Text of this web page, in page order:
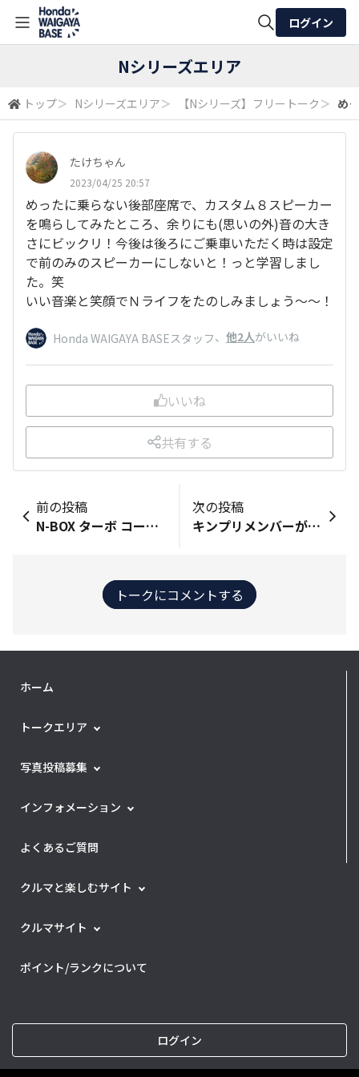
検索
ログイン
Nシリーズエリア
トップ＞ Nシリーズエリア＞ 【Nシリーズ】フリートーク ＞ め
たけちゃん
2023/04/25 20:57
めったに乗らない後部座席で、カスタム８スピーカー
を鳴らしてみたところ、余りにも(思いの外)音の大き
さにビックリ！今後は後ろにご乗車いただく時は設定
で前のみのスピーカーにしないと！っと学習しまし
た。笑
いい音楽と笑顔でＮライフをたのしみましょう～～！
Honda WAIGAYA BASEスタッフ、 他2人がいいね
いいね
共有する
前の投稿
N-BOX ターボ コーディネートスタイルを購入しました。 エリシオンからの乗り換えで、急な大きさの変化に不安はありましたが、全く問題なく快適です。 小回りがきくし普段諦めていた細い道もストレス無くグイグイ行ってます。 とても気に入ってます！
次の投稿
キンプリメンバーが抜けてしまうと、CMも終わってしまいそうで、なんか悲しい
トークにコメントする
ホーム
トークエリア
写真投稿募集
インフォメーション
よくあるご質問
クルマと楽しむサイト
クルマサイト
ポイント/ランクについて
ログイン